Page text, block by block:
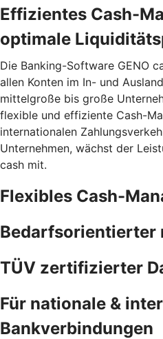
Effizientes Cash-
optimale
Die Banking-Software GENO
allen Konten im In- und
mittelgroße bis große
flexible und effiziente Cash-
internationalen
Unternehmen, wächst der
cash mit.
Flexibles Cash-
Bedarfsorientierter
TÜV zertifizierter
Für nationale &
Bankverbindungen